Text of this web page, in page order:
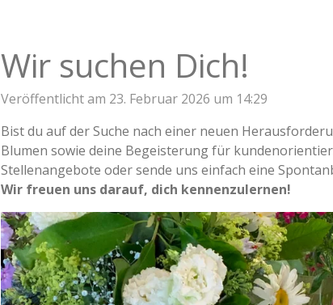
Wir suchen Dich!
Veröffentlicht am 23. Februar 2026 um 14:29
Bist du auf der Suche nach einer neuen
Blumen sowie deine Begeisterung für
Stellenangebote oder sende uns einfach eine
Wir freuen uns darauf, dich kennenzulernen!